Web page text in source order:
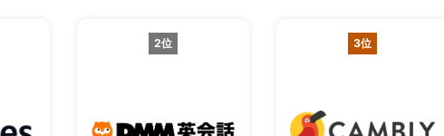
2位 3位